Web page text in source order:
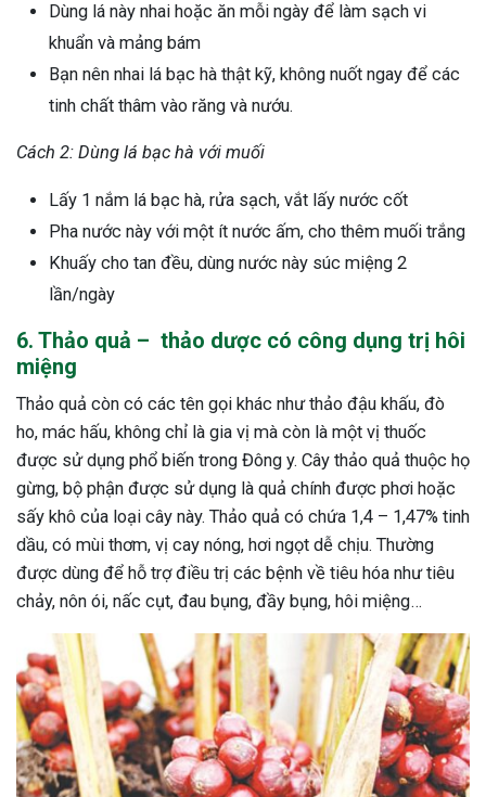
Dùng lá này nhai hoặc ăn mỗi ngày để làm sạch vi
khuẩn và mảng bám
Bạn nên nhai lá bạc hà thật kỹ, không nuốt ngay để các
tinh chất thâm vào răng và nướu.
Cách 2: Dùng lá bạc hà với muối
Lấy 1 nắm lá bạc hà, rửa sạch, vắt lấy nước cốt
Pha nước này với một ít nước ấm, cho thêm muối trắng
Khuấy cho tan đều, dùng nước này súc miệng 2
lần/ngày
6. Thảo quả – thảo dược có công dụng trị hôi
miệng
Thảo quả còn có các tên gọi khác như thảo đậu khấu, đò
ho, mác hấu, không chỉ là gia vị mà còn là một vị thuốc
được sử dụng phổ biến trong Đông y. Cây thảo quả thuộc họ
gừng, bộ phận được sử dụng là quả chính được phơi hoặc
sấy khô của loại cây này. Thảo quả có chứa 1,4 – 1,47% tinh
dầu, có mùi thơm, vị cay nóng, hơi ngọt dễ chịu. Thường
được dùng để hỗ trợ điều trị các bệnh về tiêu hóa như tiêu
chảy, nôn ói, nấc cụt, đau bụng, đầy bụng, hôi miệng…